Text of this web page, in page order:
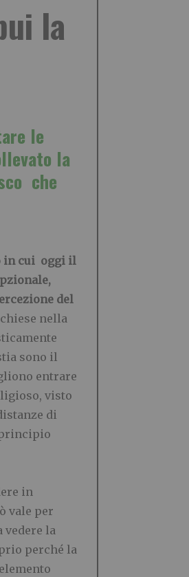
la
le
la
che
in cui oggi il
del
nella
sono il
entrare
visto
di
in
vale per
vedere la
perché la